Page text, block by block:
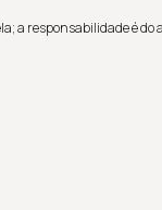
a responsabilidade é